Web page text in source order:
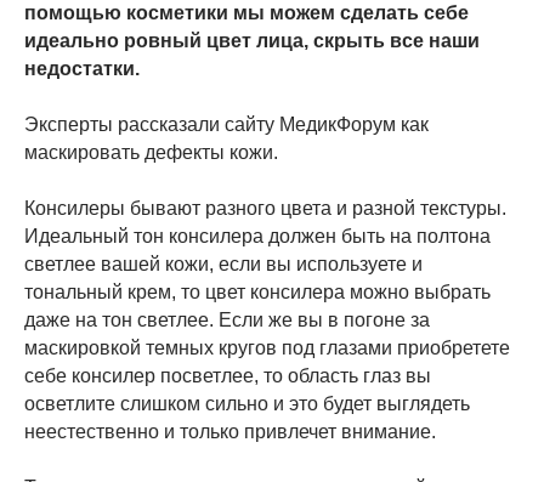
помощью косметики мы можем сделать себе
идеально ровный цвет лица, скрыть все наши
недостатки.
Эксперты рассказали сайту МедикФорум как
маскировать дефекты кожи.
Консилеры бывают разного цвета и разной текстуры.
Идеальный тон консилера должен быть на полтона
светлее вашей кожи, если вы используете и
тональный крем, то цвет консилера можно выбрать
даже на тон светлее. Если же вы в погоне за
маскировкой темных кругов под глазами приобретете
себе консилер посветлее, то область глаз вы
осветлите слишком сильно и это будет выглядеть
неестественно и только привлечет внимание.